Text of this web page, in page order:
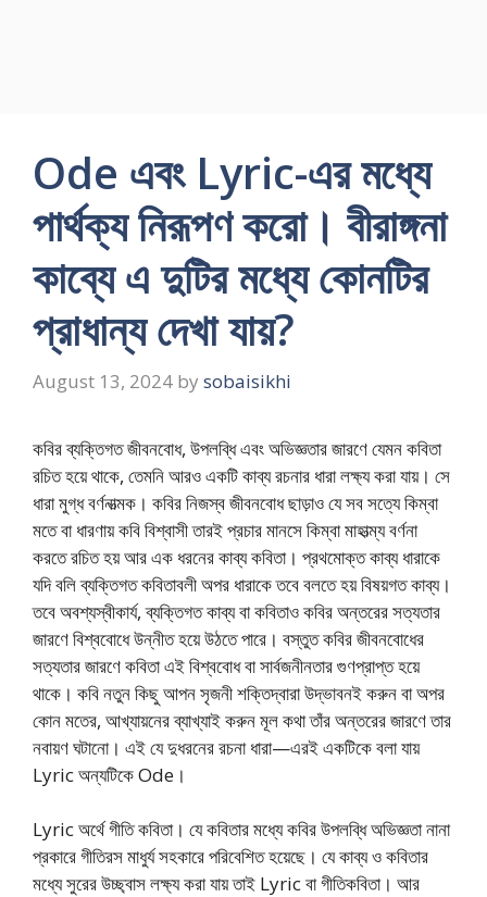
Ode এবং Lyric-এর মধ্যে
পার্থক্য নিরূপণ করো। বীরাঙ্গনা
কাব্যে এ দুটির মধ্যে কোনটির
প্রাধান্য দেখা যায়?
August 13, 2024 by sobaisikhi
কবির ব্যক্তিগত জীবনবোধ, উপলব্ধি এবং অভিজ্ঞতার জারণে যেমন কবিতা
রচিত হয়ে থাকে, তেমনি আরও একটি কাব্য রচনার ধারা লক্ষ্য করা যায়। সে
ধারা মুগ্ধ বর্ণনাত্মক। কবির নিজস্ব জীবনবোধ ছাড়াও যে সব সত্যে কিম্বা
মতে বা ধারণায় কবি বিশ্বাসী তারই প্রচার মানসে কিম্বা মাহাত্ম্য বর্ণনা
করতে রচিত হয় আর এক ধরনের কাব্য কবিতা। প্রথমোক্ত কাব্য ধারাকে
যদি বলি ব্যক্তিগত কবিতাবলী অপর ধারাকে তবে বলতে হয় বিষয়গত কাব্য।
তবে অবশ্যস্বীকার্য, ব্যক্তিগত কাব্য বা কবিতাও কবির অন্তরের সত্যতার
জারণে বিশ্ববোধে উন্নীত হয়ে উঠতে পারে। বস্তুত কবির জীবনবোধের
সত্যতার জারণে কবিতা এই বিশ্ববোধ বা সার্বজনীনতার গুণপ্রাপ্ত হয়ে
থাকে। কবি নতুন কিছু আপন সৃজনী শক্তিদ্বারা উদ্ভাবনই করুন বা অপর
কোন মতের, আখ্যায়নের ব্যাখ্যাই করুন মূল কথা তাঁর অন্তরের জারণে তার
নবায়ণ ঘটানো। এই যে দুধরনের রচনা ধারা—এরই একটিকে বলা যায়
Lyric অন্যটিকে Ode।
Lyric অর্থে গীতি কবিতা। যে কবিতার মধ্যে কবির উপলব্ধি অভিজ্ঞতা নানা
প্রকারে গীতিরস মাধুর্য সহকারে পরিবেশিত হয়েছে। যে কাব্য ও কবিতার
মধ্যে সুরের উচ্ছ্বাস লক্ষ্য করা যায় তাই Lyric বা গীতিকবিতা। আর